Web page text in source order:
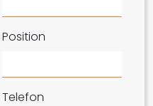
Position
Telefon